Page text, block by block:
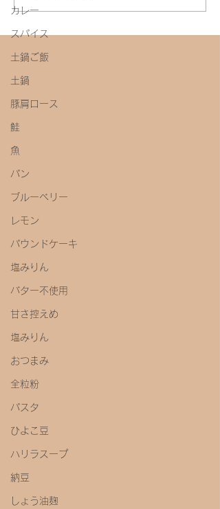
カレー
スパイス
土鍋ご飯
土鍋
豚肩ロース
鮭
魚
パン
ブルーベリー
レモン
パウンドケーキ
塩みりん
バター不使用
甘さ控えめ
塩みりん
おつまみ
全粒粉
パスタ
ひよこ豆
ハリラスープ
納豆
しょう油麹